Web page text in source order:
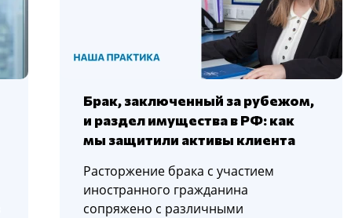
Брак, заключенный за рубежом,
и раздел имущества в РФ: как
мы защитили активы клиента
Расторжение брака с участием
иностранного гражданина
сопряжено с различными